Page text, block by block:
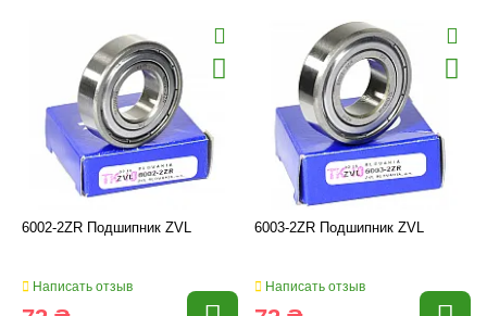
6002-2ZR Подшипник ZVL
Написать отзыв
6003-2ZR Подшипник ZVL
Написать отзыв